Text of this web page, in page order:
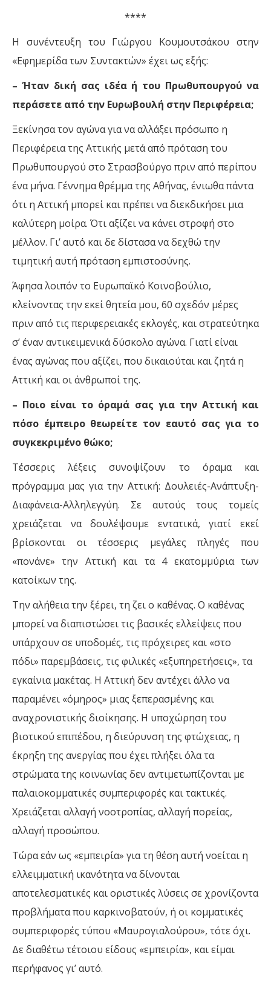
****
Η συνέντευξη του Γιώργου Κουμουτσάκου στην
«Εφημερίδα των Συντακτών» έχει ως εξής:
– Ήταν δική σας ιδέα ή του Πρωθυπουργού να
περάσετε από την Ευρωβουλή στην Περιφέρεια;
Ξεκίνησα τον αγώνα για να αλλάξει πρόσωπο η
Περιφέρεια της Αττικής μετά από πρόταση του
Πρωθυπουργού στο Στρασβούργο πριν από περίπου
ένα μήνα. Γέννημα θρέμμα της Αθήνας, ένιωθα πάντα
ότι η Αττική μπορεί και πρέπει να διεκδικήσει μια
καλύτερη μοίρα. Ότι αξίζει να κάνει στροφή στο
μέλλον. Γι’ αυτό και δε δίστασα να δεχθώ την
τιμητική αυτή πρόταση εμπιστοσύνης.
Άφησα λοιπόν το Ευρωπαϊκό Κοινοβούλιο,
κλείνοντας την εκεί θητεία μου, 60 σχεδόν μέρες
πριν από τις περιφερειακές εκλογές, και στρατεύτηκα
σ’ έναν αντικειμενικά δύσκολο αγώνα. Γιατί είναι
ένας αγώνας που αξίζει, που δικαιούται και ζητά η
Αττική και οι άνθρωποί της.
– Ποιο είναι το όραμά σας για την Αττική και
πόσο έμπειρο θεωρείτε τον εαυτό σας για το
συγκεκριμένο θώκο;
Τέσσερις λέξεις συνοψίζουν το όραμα και
πρόγραμμα μας για την Αττική: Δουλειές-Ανάπτυξη-
Διαφάνεια-Αλληλεγγύη. Σε αυτούς τους τομείς
χρειάζεται να δουλέψουμε εντατικά, γιατί εκεί
βρίσκονται οι τέσσερις μεγάλες πληγές που
«πονάνε» την Αττική και τα 4 εκατομμύρια των
κατοίκων της.
Την αλήθεια την ξέρει, τη ζει ο καθένας. Ο καθένας
μπορεί να διαπιστώσει τις βασικές ελλείψεις που
υπάρχουν σε υποδομές, τις πρόχειρες και «στο
πόδι» παρεμβάσεις, τις φιλικές «εξυπηρετήσεις», τα
εγκαίνια μακέτας. Η Αττική δεν αντέχει άλλο να
παραμένει «όμηρος» μιας ξεπερασμένης και
αναχρονιστικής διοίκησης. Η υποχώρηση του
βιοτικού επιπέδου, η διεύρυνση της φτώχειας, η
έκρηξη της ανεργίας που έχει πλήξει όλα τα
στρώματα της κοινωνίας δεν αντιμετωπίζονται με
παλαιοκομματικές συμπεριφορές και τακτικές.
Χρειάζεται αλλαγή νοοτροπίας, αλλαγή πορείας,
αλλαγή προσώπου.
Τώρα εάν ως «εμπειρία» για τη θέση αυτή νοείται η
ελλειμματική ικανότητα να δίνονται
αποτελεσματικές και οριστικές λύσεις σε χρονίζοντα
προβλήματα που καρκινοβατούν, ή οι κομματικές
συμπεριφορές τύπου «Μαυρογιαλούρου», τότε όχι.
Δε διαθέτω τέτοιου είδους «εμπειρία», και είμαι
περήφανος γι’ αυτό.